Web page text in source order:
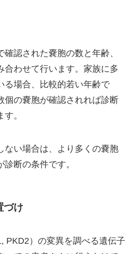
認された嚢胞の数と年齢、
合わせて行います。家族に多
る場合、比較的若い年齢で
個の嚢胞が確認されれば診断
。
ない場合は、より多くの嚢胞
断の条件です。
づけ
PKD2）の変異を調べる遺伝子